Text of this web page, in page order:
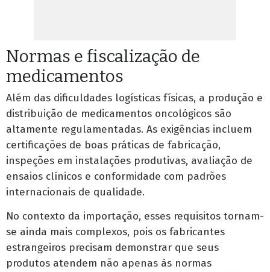
Normas e fiscalização de
medicamentos
Além das dificuldades logísticas físicas, a produção e
distribuição de medicamentos oncológicos são
altamente regulamentadas. As exigências incluem
certificações de boas práticas de fabricação,
inspeções em instalações produtivas, avaliação de
ensaios clínicos e conformidade com padrões
internacionais de qualidade.
No contexto da importação, esses requisitos tornam-
se ainda mais complexos, pois os fabricantes
estrangeiros precisam demonstrar que seus
produtos atendem não apenas às normas